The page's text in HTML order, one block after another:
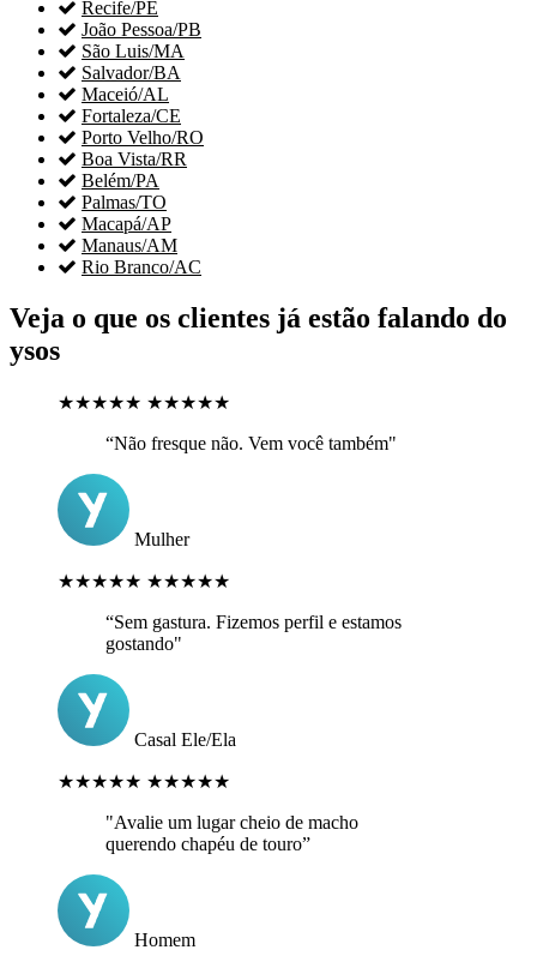
 Recife/PE
 João Pessoa/PB
 São Luis/MA
 Salvador/BA
 Maceió/AL
 Fortaleza/CE
 Porto Velho/RO
 Boa Vista/RR
 Belém/PA
 Palmas/TO
 Macapá/AP
 Manaus/AM
 Rio Branco/AC
Veja o que os clientes já estão falando do
ysos
★★★★★ ★★★★★
“Não fresque não. Vem você também"
Mulher
★★★★★ ★★★★★
“Sem gastura. Fizemos perfil e estamos
gostando"
Casal Ele/Ela
★★★★★ ★★★★★
"Avalie um lugar cheio de macho
querendo chapéu de touro”
Homem